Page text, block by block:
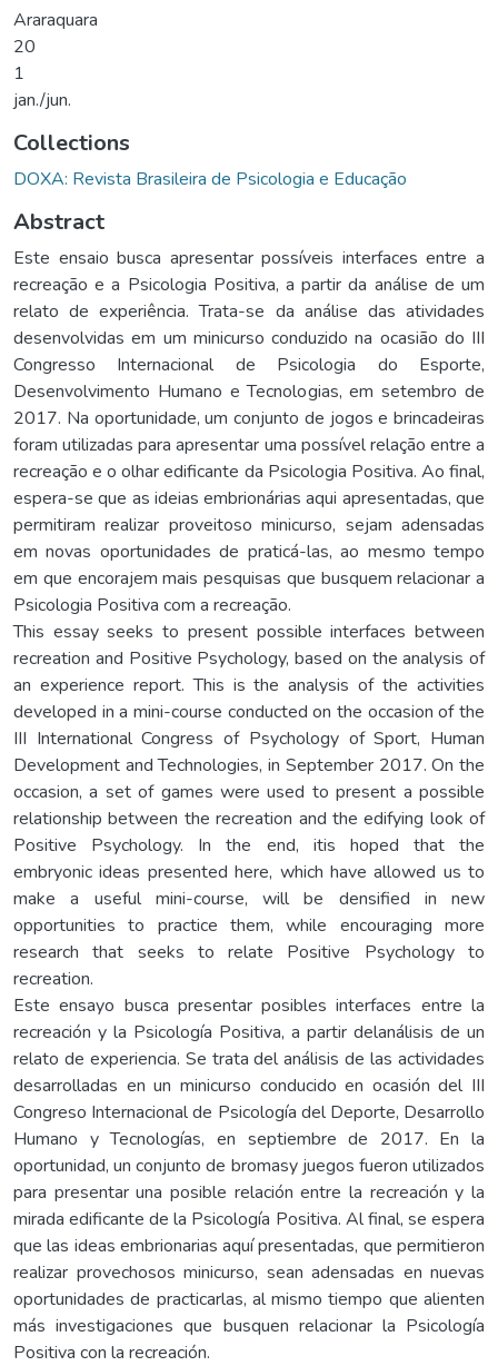
Araraquara
20
1
jan./jun.
Collections
DOXA: Revista Brasileira de Psicologia e Educação
Abstract
Este ensaio busca apresentar possíveis interfaces entre a
recreação e a Psicologia Positiva, a partir da análise de um
relato de experiência. Trata-se da análise das atividades
desenvolvidas em um minicurso conduzido na ocasião do III
Congresso Internacional de Psicologia do Esporte,
Desenvolvimento Humano e Tecnologias, em setembro de
2017. Na oportunidade, um conjunto de jogos e brincadeiras
foram utilizadas para apresentar uma possível relação entre a
recreação e o olhar edificante da Psicologia Positiva. Ao final,
espera-se que as ideias embrionárias aqui apresentadas, que
permitiram realizar proveitoso minicurso, sejam adensadas
em novas oportunidades de praticá-las, ao mesmo tempo
em que encorajem mais pesquisas que busquem relacionar a
Psicologia Positiva com a recreação.
This essay seeks to present possible interfaces between
recreation and Positive Psychology, based on the analysis of
an experience report. This is the analysis of the activities
developed in a mini-course conducted on the occasion of the
III International Congress of Psychology of Sport, Human
Development and Technologies, in September 2017. On the
occasion, a set of games were used to present a possible
relationship between the recreation and the edifying look of
Positive Psychology. In the end, itis hoped that the
embryonic ideas presented here, which have allowed us to
make a useful mini-course, will be densified in new
opportunities to practice them, while encouraging more
research that seeks to relate Positive Psychology to
recreation.
Este ensayo busca presentar posibles interfaces entre la
recreación y la Psicología Positiva, a partir delanálisis de un
relato de experiencia. Se trata del análisis de las actividades
desarrolladas en un minicurso conducido en ocasión del III
Congreso Internacional de Psicología del Deporte, Desarrollo
Humano y Tecnologías, en septiembre de 2017. En la
oportunidad, un conjunto de bromasy juegos fueron utilizados
para presentar una posible relación entre la recreación y la
mirada edificante de la Psicología Positiva. Al final, se espera
que las ideas embrionarias aquí presentadas, que permitieron
realizar provechosos minicurso, sean adensadas en nuevas
oportunidades de practicarlas, al mismo tiempo que alienten
más investigaciones que busquen relacionar la Psicología
Positiva con la recreación.